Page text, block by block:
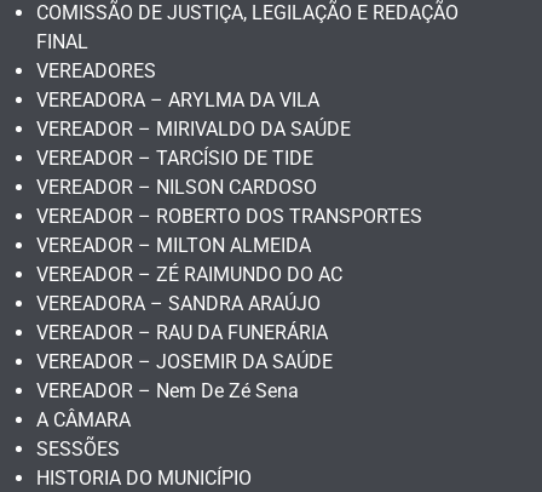
COMISSÃO DE JUSTIÇA, LEGILAÇÃO E REDAÇÃO
FINAL
VEREADORES
VEREADORA – ARYLMA DA VILA
VEREADOR – MIRIVALDO DA SAÚDE
VEREADOR – TARCÍSIO DE TIDE
VEREADOR – NILSON CARDOSO
VEREADOR – ROBERTO DOS TRANSPORTES
VEREADOR – MILTON ALMEIDA
VEREADOR – ZÉ RAIMUNDO DO AC
VEREADORA – SANDRA ARAÚJO
VEREADOR – RAU DA FUNERÁRIA
VEREADOR – JOSEMIR DA SAÚDE
VEREADOR – Nem De Zé Sena
A CÂMARA
SESSÕES
HISTORIA DO MUNICÍPIO